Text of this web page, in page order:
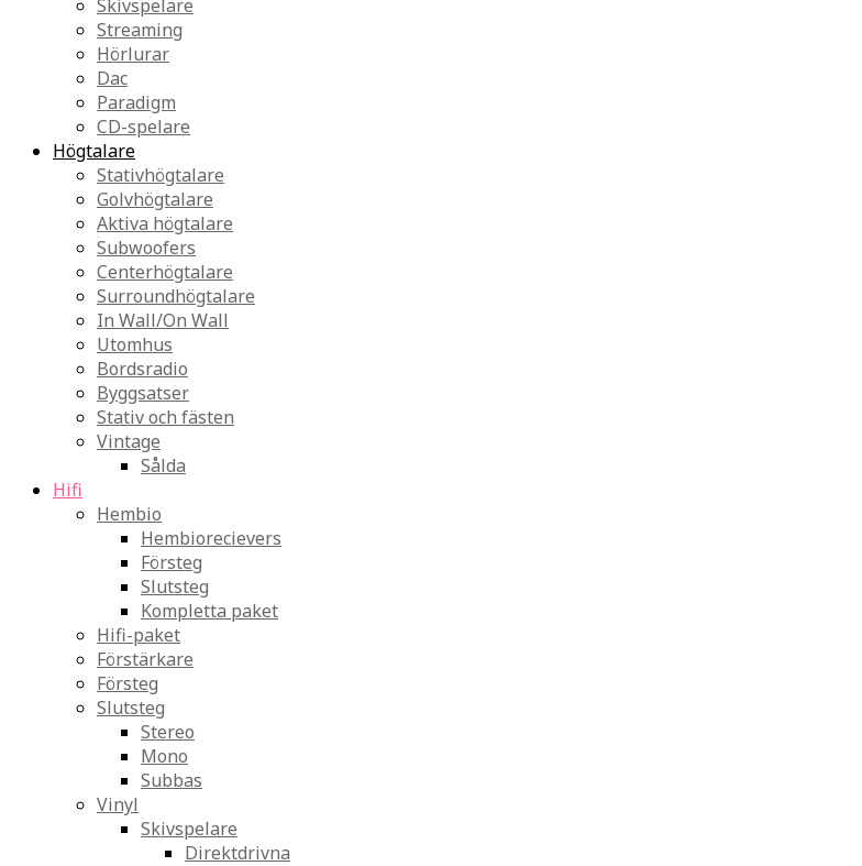
Skivspelare
Streaming
Hörlurar
Dac
Paradigm
CD-spelare
Högtalare
Stativhögtalare
Golvhögtalare
Aktiva högtalare
Subwoofers
Centerhögtalare
Surroundhögtalare
In Wall/On Wall
Utomhus
Bordsradio
Byggsatser
Stativ och fästen
Vintage
Sålda
Hifi
Hembio
Hembiorecievers
Försteg
Slutsteg
Kompletta paket
Hifi-paket
Förstärkare
Försteg
Slutsteg
Stereo
Mono
Subbas
Vinyl
Skivspelare
Direktdrivna